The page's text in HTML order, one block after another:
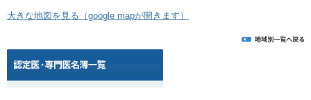
大きな地図を見る（google mapが開きます）